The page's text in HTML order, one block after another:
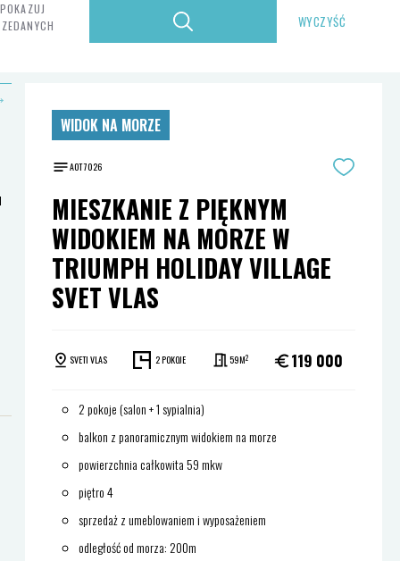
WIDOK NA MORZE
AOT 7026
MIESZKANIE Z PIĘKNYM
WIDOKIEM NA MORZE W
TRIUMPH HOLIDAY VILLAGE
SVET VLAS
SVETI VLAS 2 POKOJE 59M2 119 000
2 pokoje (salon + 1 sypialnia)
balkon z panoramicznym widokiem na morze
powierzchnia całkowita 59 mkw
piętro 4
sprzedaż z umeblowaniem i wyposażeniem
odległość od morza: 200m